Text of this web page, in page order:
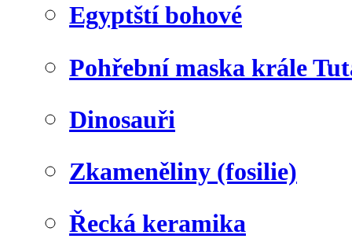
Egyptští bohové
Pohřební maska krále
Dinosauři
Zkameněliny (fosilie)
Řecká keramika